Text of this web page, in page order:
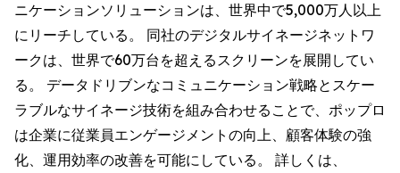
ニケーションソリューションは、世界中で5,000万人以上
にリーチしている。 同社のデジタルサイネージネットワ
ークは、世界で60万台を超えるスクリーンを展開してい
る。 データドリブンなコミュニケーション戦略とスケー
ラブルなサイネージ技術を組み合わせることで、ポップロ
は企業に従業員エンゲージメントの向上、顧客体験の強
化、運用効率の改善を可能にしている。 詳しくは、